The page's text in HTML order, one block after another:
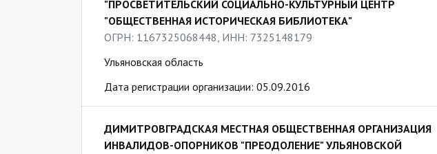
"ПРОСВЕТИТЕЛЬСКИЙ СОЦИАЛЬНО-КУЛЬТУРНЫЙ ЦЕНТР
"ОБЩЕСТВЕННАЯ ИСТОРИЧЕСКАЯ БИБЛИОТЕКА"
ОГРН: 1167325068448, ИНН: 7325148179
Ульяновская область
Дата регистрации организации: 05.09.2016
ДИМИТРОВГРАДСКАЯ МЕСТНАЯ ОБЩЕСТВЕННАЯ ОРГАНИЗАЦИЯ
ИНВАЛИДОВ-ОПОРНИКОВ "ПРЕОДОЛЕНИЕ" УЛЬЯНОВСКОЙ